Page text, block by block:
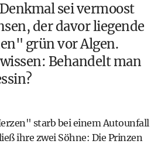
sei vermoost
der davor liegende
grün vor Algen.
Behandelt man
starb bei einem Autounfall
ihre zwei Söhne: Die Prinzen